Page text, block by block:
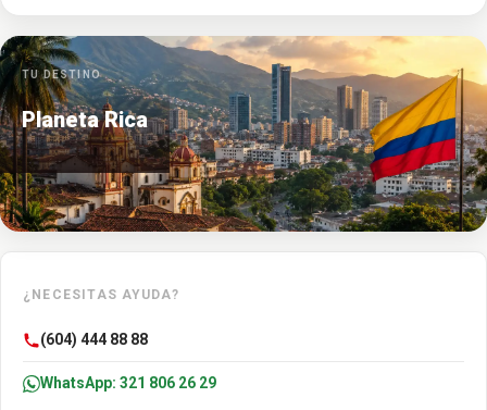
TU DESTINO
Planeta Rica
¿NECESITAS AYUDA?
(604) 444 88 88
WhatsApp: 321 806 26 29